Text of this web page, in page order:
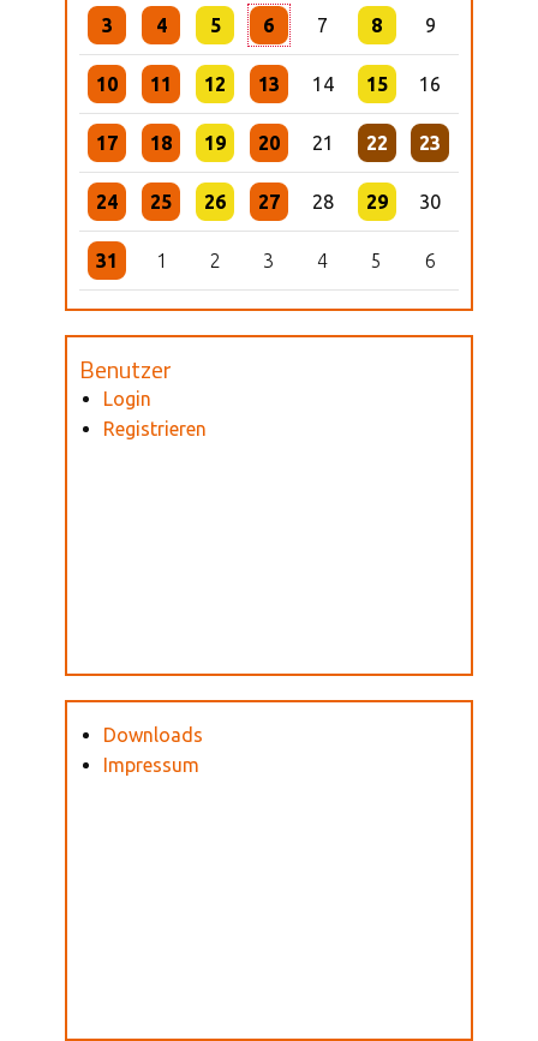
3 4 5 6 7 8 9
10 11 12 13 14 15 16
17 18 19 20 21 22 23
24 25 26 27 28 29 30
31 1 2 3 4 5 6
Benutzer
Login
Registrieren
Downloads
Impressum